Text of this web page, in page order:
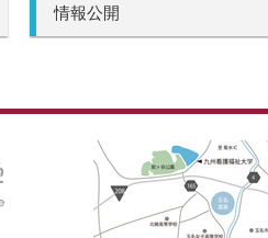
情報公開